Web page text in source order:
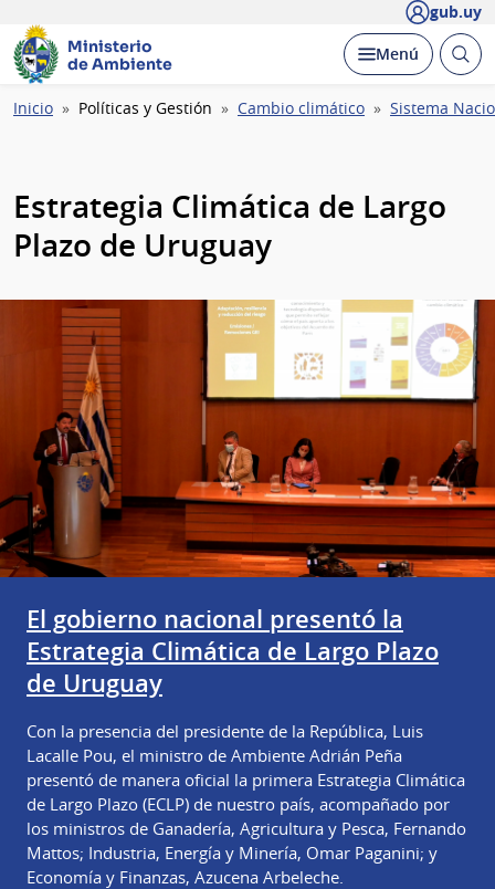
gub.uy
Ministerio
de Ambiente
Desplegar
Menú Abrir
Ruta
Inicio Políticas y Gestión Cambio climático Sistema
Estrategia Climática de Largo
Plazo de Uruguay
El gobierno nacional presentó la
Estrategia Climática de Largo Plazo
de Uruguay
Con la presencia del presidente de la República, Luis
Lacalle Pou, el ministro de Ambiente Adrián Peña
presentó de manera oficial la primera Estrategia Climática
de Largo Plazo (ECLP) de nuestro país, acompañado por
los ministros de Ganadería, Agricultura y Pesca, Fernando
Mattos; Industria, Energía y Minería, Omar Paganini; y
Economía y Finanzas, Azucena Arbeleche.